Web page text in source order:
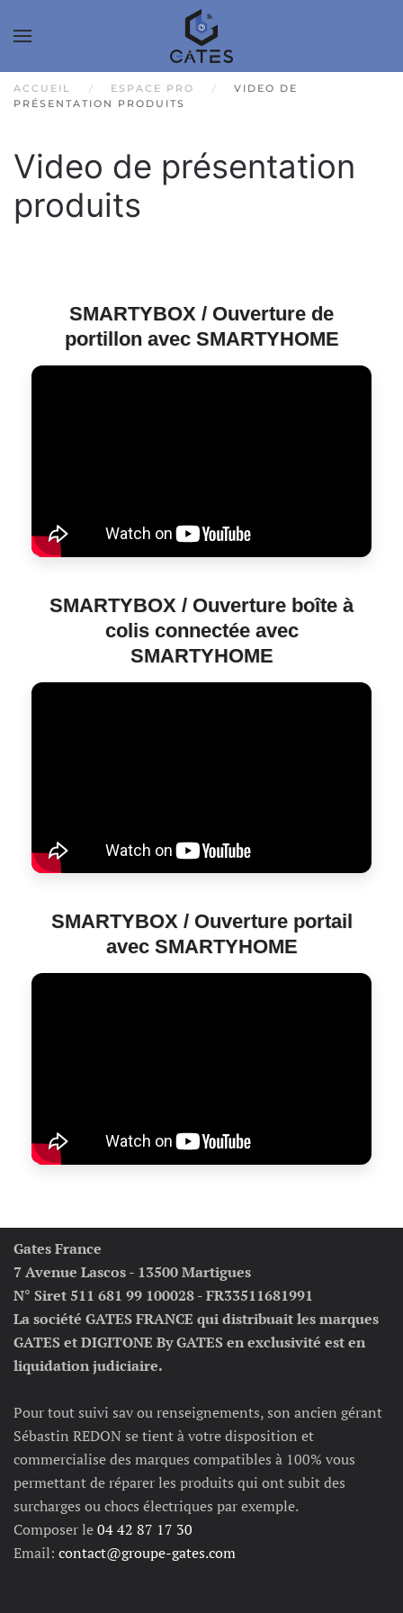
ACCUEIL ESPACE PRO
VIDEO DE
PRÉSENTATION PRODUITS
Video de présentation
produits
SMARTYBOX / Ouverture de
portillon avec SMARTYHOME
SMARTYBOX / Ouverture boîte à
colis connectée avec
SMARTYHOME
SMARTYBOX / Ouverture portail
avec SMARTYHOME
Gates France
7 Avenue Lascos - 13500 Martigues
N° Siret 511 681 99 100028 - FR33511681991
La société GATES FRANCE qui distribuait les marques
GATES et DIGITONE By GATES en exclusivité est en
liquidation judiciaire.
Pour tout suivi sav ou renseignements, son ancien gérant
Sébastin REDON se tient à votre disposition et
commercialise des marques compatibles à 100% vous
permettant de réparer les produits qui ont subit des
surcharges ou chocs électriques par exemple.
Composer le04 42 87 17 30
Email: contact@groupe-gates.com